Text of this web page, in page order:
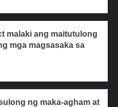
malaki ang maitutulong
mga magsasaka sa
ng maka-agham at